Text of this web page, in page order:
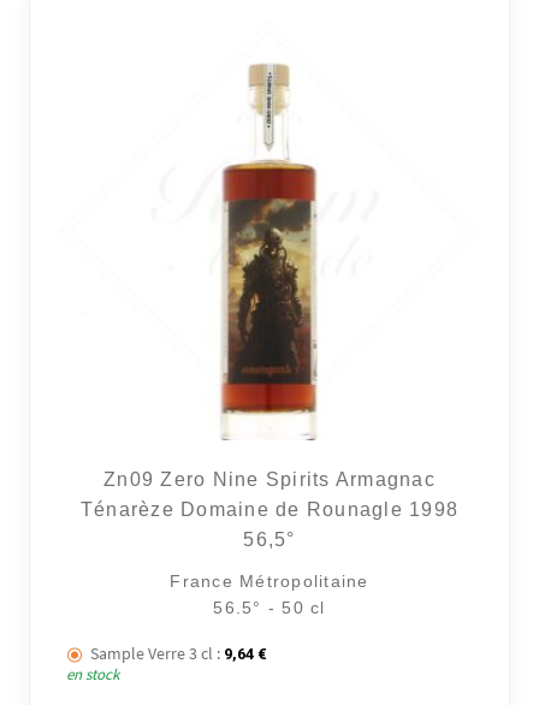
Zn09 Zero Nine Spirits Armagnac
Ténarèze Domaine de Rounagle 1998
56,5°
France Métropolitaine
56.5° - 50 cl
Sample Verre 3 cl : 9,64 €
en stock